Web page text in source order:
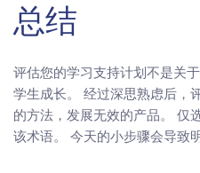
总结
评估您的学习支持计划不是关
学生成长。 经过深思熟虑后，
的方法，发展无效的产品。 仅
该术语。 今天的小步骤会导致